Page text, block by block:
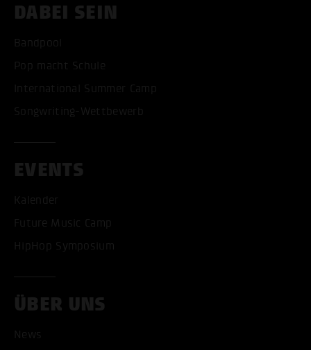
DABEI SEIN
Bandpool
Pop macht Schule
International Summer Camp
Songwriting-Wettbewerb
EVENTS
Kalender
Future Music Camp
HipHop Symposium
ÜBER UNS
News